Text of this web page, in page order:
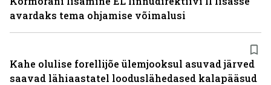
avardaks tema ohjamise võimalusi
Kahe olulise forellijõe ülemjooksul asuvad järved
saavad lähiaastatel looduslähedased kalapääsud